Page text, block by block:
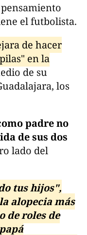
el futbolista.
de hacer
en la
de su
los
padre no
de sus dos
lado del
tus hijos",
alopecia más
de roles de